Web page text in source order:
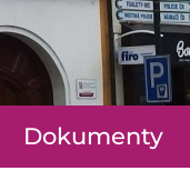
Dokumenty